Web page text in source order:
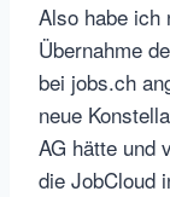
Also habe ich
Übernahme
bei jobs.ch
neue
AG hätte und
die JobCloud